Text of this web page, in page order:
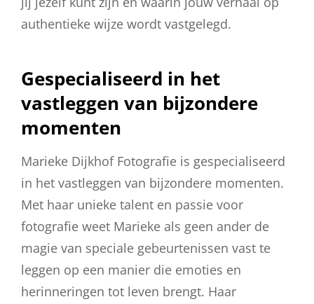
authentieke wijze wordt vastgelegd.
Gespecialiseerd in het
vastleggen van bijzondere
momenten
Marieke Dijkhof Fotografie is gespecialiseerd
in het vastleggen van bijzondere momenten.
Met haar unieke talent en passie voor
fotografie weet Marieke als geen ander de
magie van speciale gebeurtenissen vast te
leggen op een manier die emoties en
herinneringen tot leven brengt. Haar